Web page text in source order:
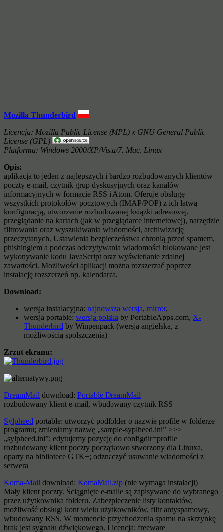
Mozilla Thunderbird
Licencja: Mozilla Public License (MPL) x GNU General Public
License (GPL)
Platforma: Windows 2000/XP/Vista/7. Mac, Linux
Opis:
aplikacja to jeden z najlepszych i bardzo rozbudowanych klientów
poczty e-mail, czytnik grup dyskusyjnych oraz kanałów
informacyjnych w formacie RSS i Atom. Oferuje obsługę
wszystkich protokołów pocztowych (IMAP/POP) z ich łatwą
konfiguracją, utworzenie rozbudowanej książki adresowej,
przeglądanie na kartach (jak w przeglądarce internetowej), narzędzie
filtrowania oraz wyszukiwania wiadomości, archiwizację
przeczytanych. Ustawienia bezpieczeństwa chronią przed spamem,
phishingiem a podczas odczytywania wiadomości blokowane jest
wykonywanie kodu JavaScript oraz wyświetlanie zdalnej
zawartości. Możliwości aplikacji można rozszerzać poprzez
instalację rozszerzeń np. kalendarza,
Download:
wersja instalacyjna: najnowsza wersja, mirror,
wersja portable: wersja polska by PortableApps.com, X-
Thunderbird by Winpenpack (wersja angielska, z
możliwością spolszczenia)
Zrzut ekranu:
DreamMail download: Portable DreamMail
rozbudowany klient e-mail, wbudowany czytnik RSS
Sylpheed portable: utworzyć podfolder o nazwie profile w folderze
programu; zmieniamy nazwę „sample-syplheed.ini” >>>
„sylpheed.ini”; edytujemy pozycję do configdir=profile
rozbudowany klient poczty początkowo stworzony dla Linuxa,
oparty na bibliotece GTK+; odznaczyć usuwanie wiadomości z
serwera
Koma-Mail download: KomaMail.zip (nie wymaga instalacji)
Mały klient poczty. Ściągnięte e-maile są zapisywane do wybranego
przez użytkownika folderu. Zabezpieczenie listy kontaktów,
możliwość obsługi kont wielu użytkowników, filtr antyspamowy,
wbudowany RSS. W momencie przychodzenia spamu na skrzynkę
brak jest sygnału dźwiękowego. Licencja: freeware